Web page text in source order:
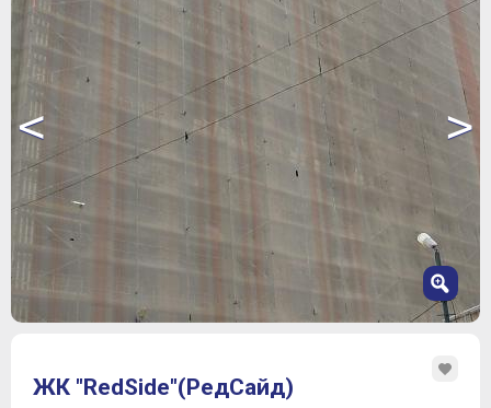
< >
3
ЖК "RedSide"(РедСайд)